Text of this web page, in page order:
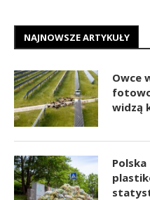
NAJNOWSZE ARTYKUŁY
Owce
widzą
Polska